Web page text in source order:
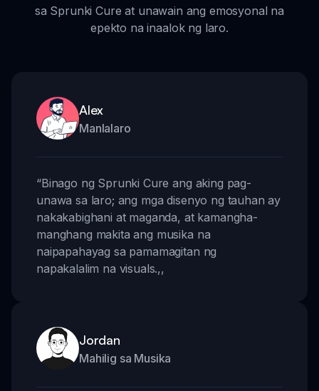
sa Sprunki Cure at unawain ang emosyonal na
epekto na inaalok ng laro.
Alex
Manlalaro
“Binago ng Sprunki Cure ang aking pag-
unawa sa laro; ang mga disenyo ng tauhan ay
nakakabighani at maganda, at kamangha-
manghang makita ang musika na
naipapahayag sa pamamagitan ng
napakalalim na visuals.,,
Jordan
Mahilig sa Musika